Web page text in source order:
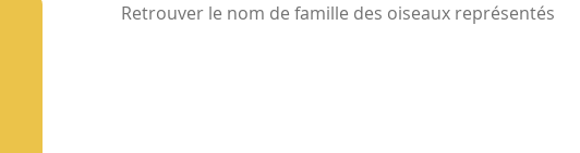
Retrouver le nom de famille des oiseaux représentés